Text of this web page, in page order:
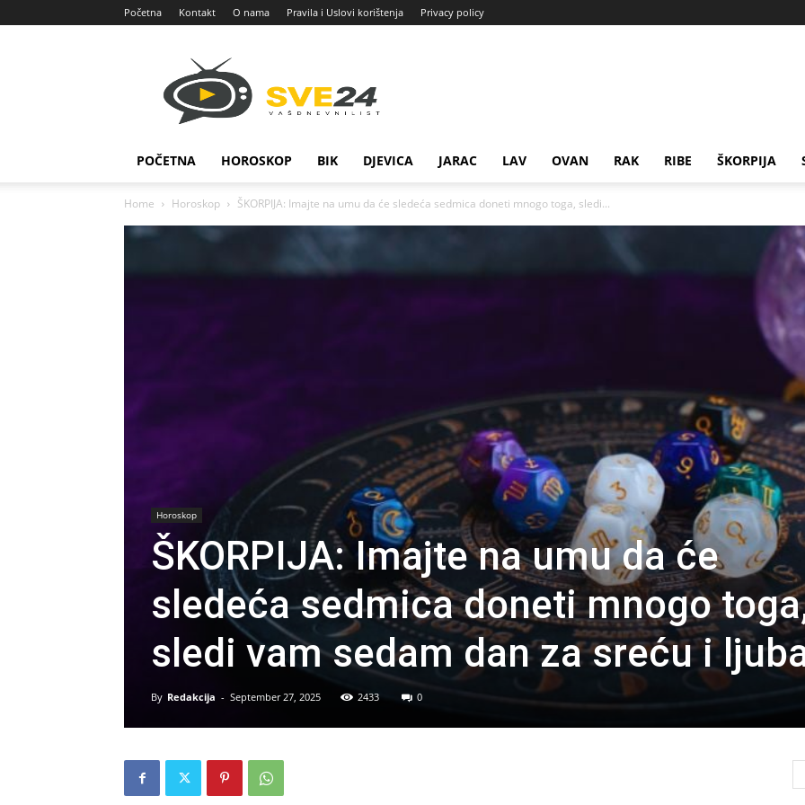
Početna Kontakt O nama Pravila i Uslovi korištenja Privacy policy
POČETNA HOROSKOP BIK DJEVICA JARAC LAV OVAN RAK RIBE ŠKORPIJA
Home Horoskop ŠKORPIJA: Imajte na umu da će sledeća sedmica doneti mnogo toga, sledi...
Horoskop
ŠKORPIJA: Imajte na umu da će
sledeća sedmica doneti mnogo
sledi vam sedam dan za sreću i
By Redakcija - September 27, 2025 2433 0